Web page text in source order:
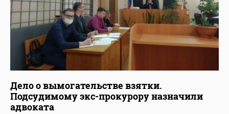
Дело о вымогательстве взятки.
Подсудимому экс-прокурору назначили
адвоката